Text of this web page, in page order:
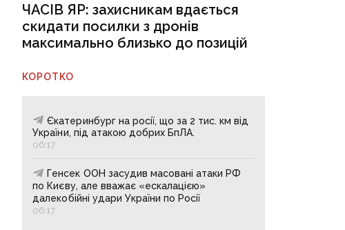
ЧАСІВ ЯР: захисникам вдається
скидати посилки з дронів
максимально близько до позицій
КОРОТКО
Єкатеринбург на росії, що за 2 тис. км від
України, під атакою добрих БпЛА.
06:17
Генсек ООН засудив масовані атаки РФ
по Києву, але вважає «ескалацією»
далекобійні удари України по Росії
06:17